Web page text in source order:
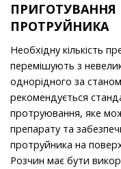
ПРОТРУЙНИКА
Необхідну кількість
перемішують з
однорідного за
рекомендується
протруювання, яке
препарату та
протруйника на
Розчин має бути